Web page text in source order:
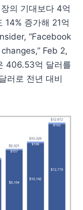
의 기대보다 4억
14% 증가해 21억
“Facebook
Feb 2,
406.53억 달러를
러로 전년 대비